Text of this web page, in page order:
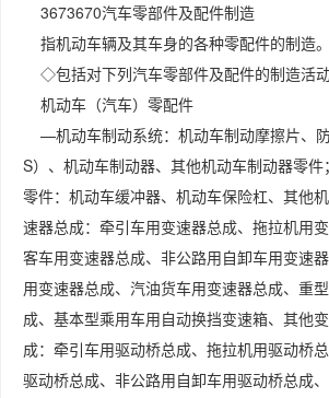
3673670汽车零部件及配件制造
指机动车辆及其车身的各种零配件的制造。
◇包括对下列汽车零部件及配件的制造活动
机动车（汽车）零配件
—机动车制动系统：机动车制动摩擦片、
S）、机动车制动器、其他机动车制动器零
零件：机动车缓冲器、机动车保险杠、其他
速器总成：牵引车用变速器总成、拖拉机用
客车用变速器总成、非公路用自卸车用变速
用变速器总成、汽油货车用变速器总成、重
成、基本型乘用车用自动换挡变速箱、其他
成：牵引车用驱动桥总成、拖拉机用驱动桥
驱动桥总成、非公路用自卸车用驱动桥总成